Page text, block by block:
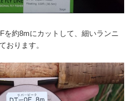
を約8mにカットして、細いランニ
おります。